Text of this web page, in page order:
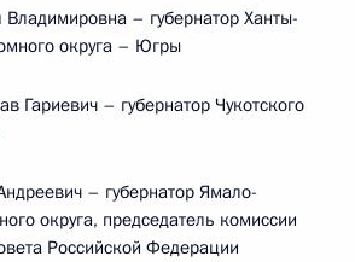
– губернатор Ханты-
округа – Югры
Гариевич – губернатор Чукотского
– губернатор Ямало-
округа, председатель комиссии
Российской Федерации